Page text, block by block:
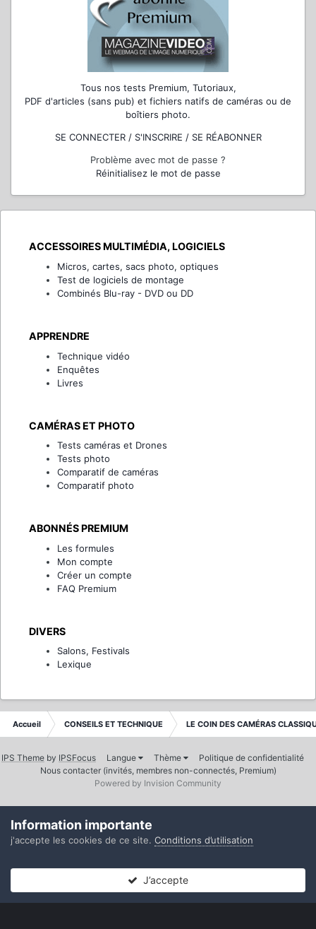
Tous nos tests Premium, Tutoriaux,
PDF d'articles (sans pub) et fichiers natifs de caméras ou de
boîtiers photo.
SE CONNECTER / S'INSCRIRE / SE RÉABONNER
Problème avec mot de passe ?
Réinitialisez le mot de passe
ACCESSOIRES MULTIMÉDIA, LOGICIELS
Micros, cartes, sacs photo, optiques
Test de logiciels de montage
Combinés Blu-ray - DVD ou DD
APPRENDRE
Technique vidéo
Enquêtes
Livres
CAMÉRAS ET PHOTO
Tests caméras et Drones
Tests photo
Comparatif de caméras
Comparatif photo
ABONNÉS PREMIUM
Les formules
Mon compte
Créer un compte
FAQ Premium
DIVERS
Salons, Festivals
Lexique
Accueil CONSEILS ET TECHNIQUE LE COIN DES CAMÉRAS
IPS Theme by IPSFocus Langue Thème
Politique de confidentialité
Nous contacter (invités, membres non-connectés, Premium)
Powered by Invision Community
Information importante
j'accepte les cookies de ce site. Conditions d’utilisation
J’accepte